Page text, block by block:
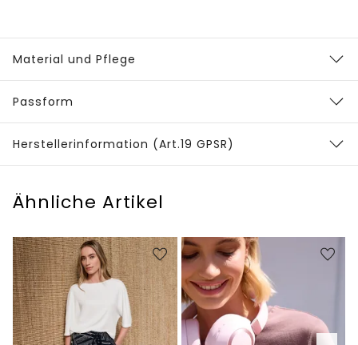
Material und Pflege
Passform
Herstellerinformation (Art.19 GPSR)
Ähnliche Artikel